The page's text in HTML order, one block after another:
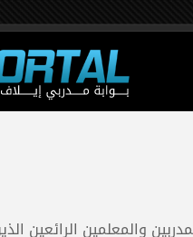
والمعلمين الرائعين